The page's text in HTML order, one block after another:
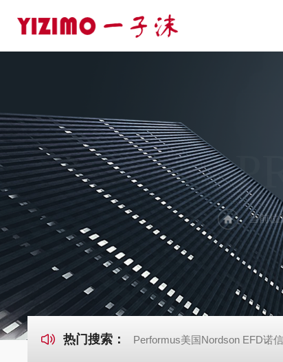
当前位
热门搜索： Performus美国Nordson EFD诺